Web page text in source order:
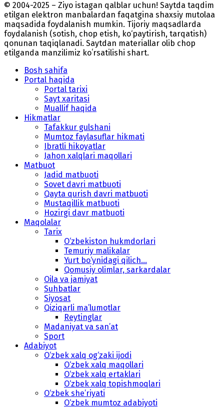
© 2004-2025 – Ziyo istagan qalblar uchun! Saytda taqdim
etilgan elektron manbalardan faqatgina shaxsiy mutolaa
maqsadida foydalanish mumkin. Tijoriy maqsadlarda
foydalanish (sotish, chop etish, ko‘paytirish, tarqatish)
qonunan taqiqlanadi. Saytdan materiallar olib chop
etilganda manzilimiz koʻrsatilishi shart.
Bosh sahifa
Portal haqida
Portal tarixi
Sayt xaritasi
Muallif haqida
Hikmatlar
Tafakkur gulshani
Mumtoz faylasuflar hikmati
Ibratli hikoyatlar
Jahon xalqlari maqollari
Matbuot
Jadid matbuoti
Sovet davri matbuoti
Qayta qurish davri matbuoti
Mustaqillik matbuoti
Hozirgi davr matbuoti
Maqolalar
Tarix
O‘zbekiston hukmdorlari
Temuriy malikalar
Yurt bo‘ynidagi qilich...
Qomusiy olimlar, sarkardalar
Oila va jamiyat
Suhbatlar
Siyosat
Qiziqarli ma’lumotlar
Reytinglar
Madaniyat va san’at
Sport
Adabiyot
O‘zbek xalq og‘zaki ijodi
O‘zbek xalq maqollari
O‘zbek xalq ertaklari
O‘zbek xalq topishmoqlari
O‘zbek she’riyati
O‘zbek mumtoz adabiyoti